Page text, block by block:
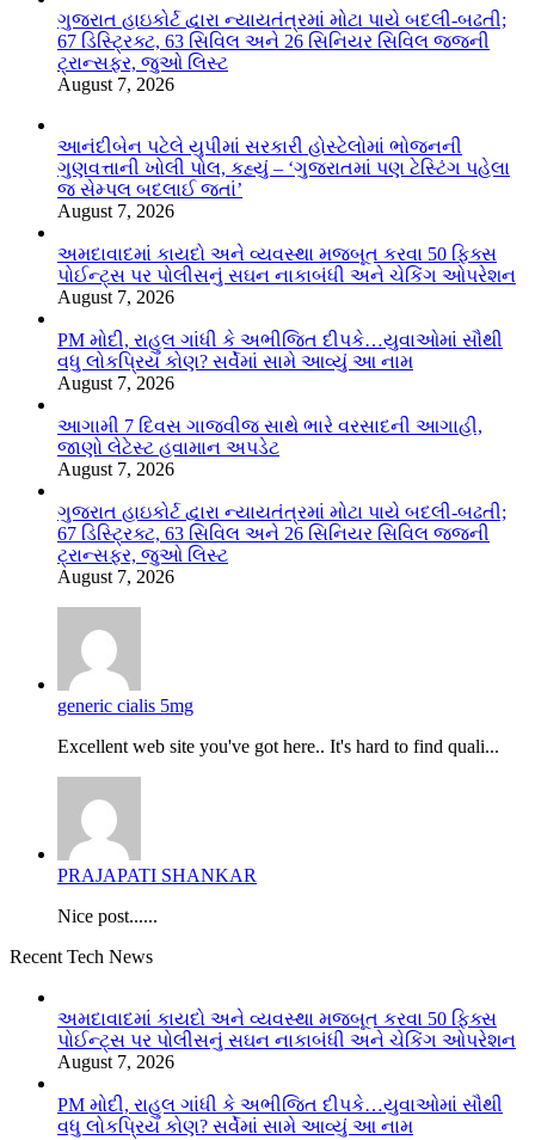
ગુજરાત હાઇકોર્ટ દ્વારા ન્યાયતંત્રમાં મોટા પાયે બદલી-બઢતી;
67 ડિસ્ટ્રિક્ટ, 63 સિવિલ અને 26 સિનિયર સિવિલ જજની
ટ્રાન્સફર, જુઓ લિસ્ટ
August 7, 2026
આનંદીબેન પટેલે યુપીમાં સરકારી હોસ્ટેલોમાં ભોજનની
ગુણવત્તાની ખોલી પોલ, કહ્યું – ‘ગુજરાતમાં પણ ટેસ્ટિંગ પહેલા
જ સેમ્પલ બદલાઈ જતાં’
August 7, 2026
અમદાવાદમાં કાયદો અને વ્યવસ્થા મજબૂત કરવા 50 ફિક્સ
પોઈન્ટ્સ પર પોલીસનું સઘન નાકાબંધી અને ચેકિંગ ઓપરેશન
August 7, 2026
PM મોદી, રાહુલ ગાંધી કે અભીજિત દીપકે…યુવાઓમાં સૌથી
વધુ લોકપ્રિય કોણ? સર્વેમાં સામે આવ્યું આ નામ
August 7, 2026
આગામી 7 દિવસ ગાજવીજ સાથે ભારે વરસાદની આગાહી,
જાણો લેટેસ્ટ હવામાન અપડેટ
August 7, 2026
ગુજરાત હાઇકોર્ટ દ્વારા ન્યાયતંત્રમાં મોટા પાયે બદલી-બઢતી;
67 ડિસ્ટ્રિક્ટ, 63 સિવિલ અને 26 સિનિયર સિવિલ જજની
ટ્રાન્સફર, જુઓ લિસ્ટ
August 7, 2026
generic cialis 5mg
Excellent web site you've got here.. It's hard to find quali...
PRAJAPATI SHANKAR
Nice post......
Recent Tech News
અમદાવાદમાં કાયદો અને વ્યવસ્થા મજબૂત કરવા 50 ફિક્સ
પોઈન્ટ્સ પર પોલીસનું સઘન નાકાબંધી અને ચેકિંગ ઓપરેશન
August 7, 2026
PM મોદી, રાહુલ ગાંધી કે અભીજિત દીપકે…યુવાઓમાં સૌથી
વધુ લોકપ્રિય કોણ? સર્વેમાં સામે આવ્યું આ નામ